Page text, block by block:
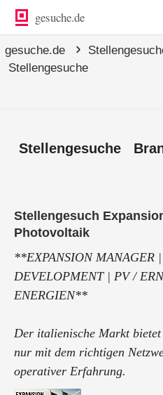
gesuche.de
gesuche.de ›
Stellengesuche
Stellengesuche
Stellengesuch
Photovoltaik
**EXPANSION MANAGER
DEVELOPMENT | PV /
ENERGIEN**
Der italienische Markt bietet
nur mit dem richtigen
operativer Erfahrung.